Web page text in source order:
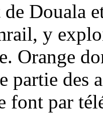
de Douala
y
Orange
partie des
font par